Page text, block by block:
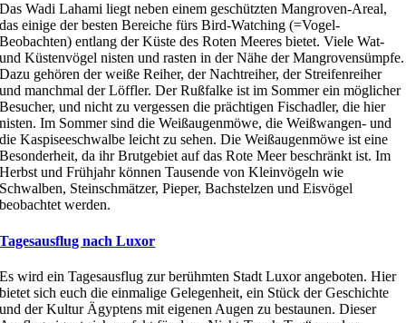
Das Wadi Lahami liegt neben einem geschützten Mangroven-Areal,
das einige der besten Bereiche fürs Bird-Watching (=Vogel-
Beobachten) entlang der Küste des Roten Meeres bietet. Viele Wat-
und Küstenvögel nisten und rasten in der Nähe der Mangrovensümpfe.
Dazu gehören der weiße Reiher, der Nachtreiher, der Streifenreiher
und manchmal der Löffler. Der Rußfalke ist im Sommer ein möglicher
Besucher, und nicht zu vergessen die prächtigen Fischadler, die hier
nisten. Im Sommer sind die Weißaugenmöwe, die Weißwangen- und
die Kaspiseeschwalbe leicht zu sehen. Die Weißaugenmöwe ist eine
Besonderheit, da ihr Brutgebiet auf das Rote Meer beschränkt ist. Im
Herbst und Frühjahr können Tausende von Kleinvögeln wie
Schwalben, Steinschmätzer, Pieper, Bachstelzen und Eisvögel
beobachtet werden.
Tagesausflug nach Luxor
Es wird ein Tagesausflug zur berühmten Stadt Luxor angeboten. Hier
bietet sich euch die einmalige Gelegenheit, ein Stück der Geschichte
und der Kultur Ägyptens mit eigenen Augen zu bestaunen. Dieser